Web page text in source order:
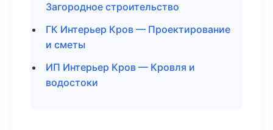
Загородное строительство
ГК Интерьер Кров — Проектирование
и сметы
ИП Интерьер Кров — Кровля и
водостоки